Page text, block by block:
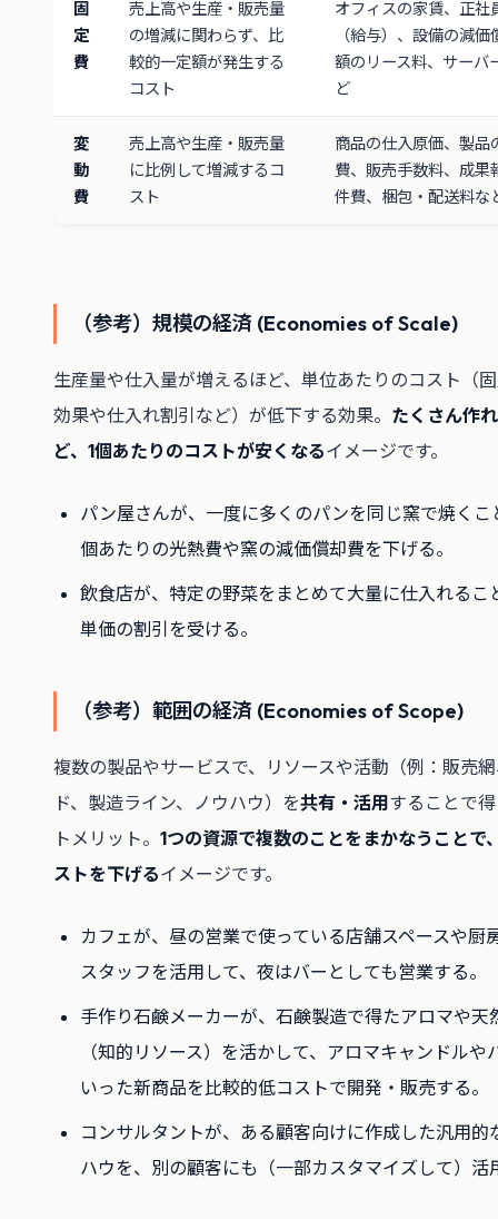
固
定
費
売上高や生産・販売量
の増減に関わらず、比
較的一定額が発生する
コスト
オフィスの家賃、正社
（給与）、設備の減価
額のリース料、サーバ
ど
変
動
費
売上高や生産・販売量
に比例して増減するコ
スト
商品の仕入原価、製品
費、販売手数料、成果
件費、梱包・配送料な
（参考）規模の経済 (Economies of Scale)
生産量や仕入量が増えるほど、単位あたりのコスト（
効果や仕入れ割引など）が低下する効果。 たくさん作
ど、1個あたりのコストが安くなるイメージです。
パン屋さんが、一度に多くのパンを同じ窯で焼くこ
個あたりの光熱費や窯の減価償却費を下げる。
飲食店が、特定の野菜をまとめて大量に仕入れるこ
単価の割引を受ける。
（参考）範囲の経済 (Economies of Scope)
複数の製品やサービスで、リソースや活動（例：販売
ド、製造ライン、ノウハウ）を共有・活用することで
トメリット。 1つの資源で複数のことをまかなうことで
ストを下げるイメージです。
カフェが、昼の営業で使っている店舗スペースや厨
スタッフを活用して、夜はバーとしても営業する。
手作り石鹸メーカーが、石鹸製造で得たアロマや天
（知的リソース）を活かして、アロマキャンドルや
いった新商品を比較的低コストで開発・販売する。
コンサルタントが、ある顧客向けに作成した汎用的
ハウを、別の顧客にも（一部カスタマイズして）活